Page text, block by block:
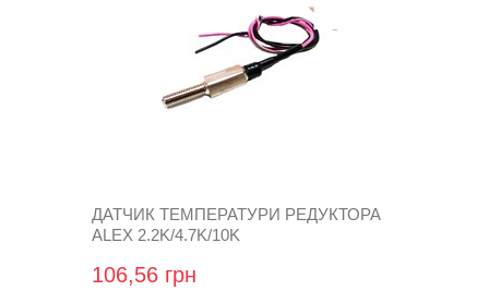
ДАТЧИК ТЕМПЕРАТУРИ РЕДУКТОРА
ALEX 2.2K/4.7K/10K
106,56 грн